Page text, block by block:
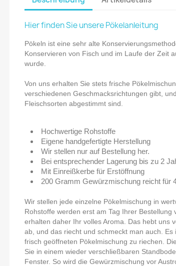
Hier finden Sie unsere Pökelanleitung
Pökeln ist eine sehr alte
Konservieren von Fisch und im Laufe der Zeit
wurde.
Von uns erhalten Sie stets frische
verschiedenen Geschmacksrichtungen gibt,
Fleischsorten abgestimmt sind.
Hochwertige Rohstoffe
Eigene handgefertigte Herstellung
Wir stellen nur auf Bestellung her.
Bei entsprechender Lagerung bis zu 2
Mit Einreißkerbe für Erstöffnung
200 Gramm Gewürzmischung reicht für
Wir stellen jede einzelne Pökelmischung in
Rohstoffe werden erst am Tag Ihrer Bestellung
erhalten daher Ihr volles Aroma. Das hebt uns
ab, und das riecht und schmeckt man auch.
frisch geöffneten Pökelmischung zu riechen.
Sie in einem wieder verschließbaren
Fenster. So wird die Gewürzmischung vor